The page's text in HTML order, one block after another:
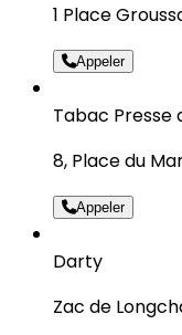
1 Place
Appeler
Tabac Presse
8, Place du
Appeler
Darty
Zac de